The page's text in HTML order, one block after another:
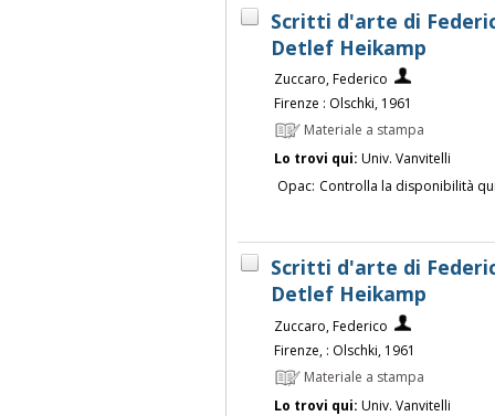
Scritti d'arte di
Detlef Heikamp
Zuccaro, Federico
Firenze : Olschki, 1961
Materiale a stampa
Lo trovi qui: Univ. Vanvitelli
Opac: Controlla la disponibilità
Scritti d'arte di
Detlef Heikamp
Zuccaro, Federico
Firenze, : Olschki, 1961
Materiale a stampa
Lo trovi qui: Univ. Vanvitelli